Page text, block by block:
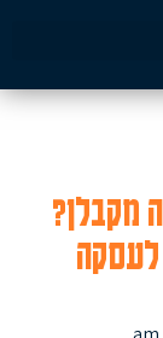
מקבלן?